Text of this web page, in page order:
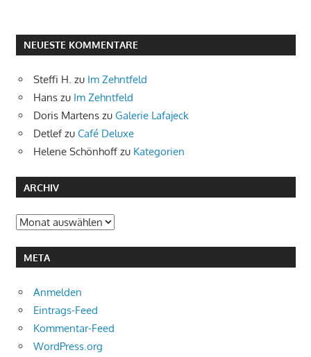
NEUESTE KOMMENTARE
Steffi H. zu Im Zehntfeld
Hans zu Im Zehntfeld
Doris Martens zu Galerie Lafajeck
Detlefzu Café Deluxe
Helene Schönhoff zu Kategorien
ARCHIV
Archiv
META
Anmelden
Eintrags-Feed
Kommentar-Feed
WordPress.org